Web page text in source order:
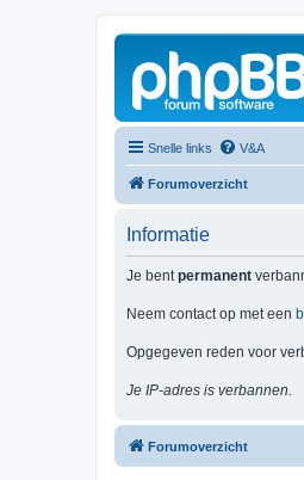
Snelle links V&A
Forumoverzicht
Informatie
Je bentpermanent
Neem contact op met een
Opgegeven reden voor
Je IP-adres is verbannen.
Forumoverzicht